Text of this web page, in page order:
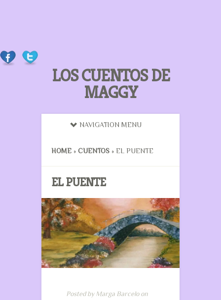
LOS CUENTOS DE
MAGGY
NAVIGATION MENU
HOME » CUENTOS » EL PUENTE
EL PUENTE
Posted byMarga Barceloon